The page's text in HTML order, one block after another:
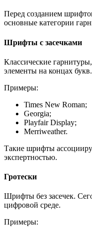
Перед созданием
основные категории
Шрифты с засечками
Классические
элементы на концах букв.
Примеры:
Times New Roman;
Georgia;
Playfair Display;
Merriweather.
Такие шрифты
экспертностью.
Гротески
Шрифты без засечек.
цифровой среде.
Примеры: